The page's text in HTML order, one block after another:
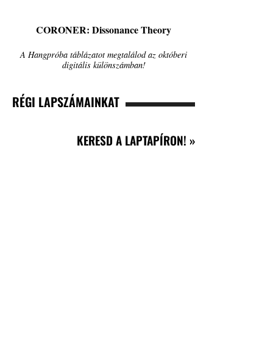
CORONER: Dissonance Theory
A Hangpróba táblázatot megtalálod az októberi
digitális különszámban!
RÉGI LAPSZÁMAINKAT
KERESD A LAPTAPÍRON! »